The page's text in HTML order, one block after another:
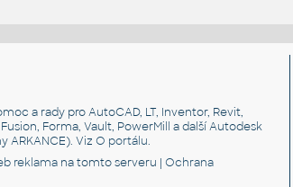
a rady pro AutoCAD, LT, Inventor, Revit,
Fusion, Forma, Vault, PowerMill a další Autodesk
ARKANCE). VizO portálu.
reklama na tomto serveru |Ochrana